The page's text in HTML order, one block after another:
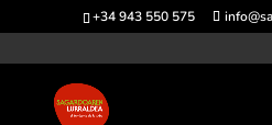
+34 943 550 575